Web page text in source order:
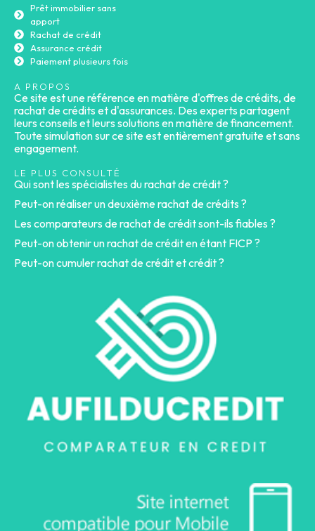
Prêt immobilier sans
apport
Rachat de crédit
Assurance crédit
Paiement plusieurs fois
A PROPOS
Ce site est une référence en matière d'offres de crédits, de
rachat de crédits et d'assurances. Des experts partagent
leurs conseils et leurs solutions en matière de financement.
Toute simulation sur ce site est entièrement gratuite et sans
engagement.
LE PLUS CONSULTÉ
Qui sont les spécialistes du rachat de crédit ?
Peut-on réaliser un deuxième rachat de crédits ?
Les comparateurs de rachat de crédit sont-ils fiables ?
Peut-on obtenir un rachat de crédit en étant FICP ?
Peut-on cumuler rachat de crédit et crédit ?